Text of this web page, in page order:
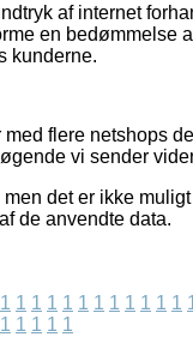
af internet
en bedømmelse
kunderne.
flere netshops
vi sender
det er ikke
de anvendte data.
1 1 1 1 1 1 1 1 1 1 1 1
1 1 1 1 1